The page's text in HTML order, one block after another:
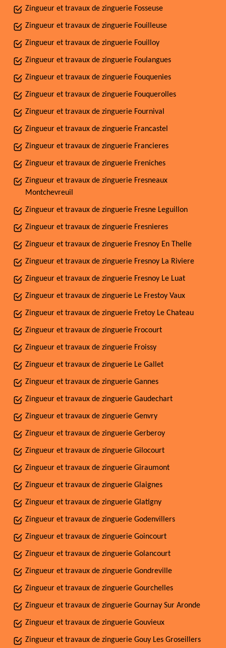
Zingueur et travaux de zinguerie Fosseuse
Zingueur et travaux de zinguerie Fouilleuse
Zingueur et travaux de zinguerie Fouilloy
Zingueur et travaux de zinguerie Foulangues
Zingueur et travaux de zinguerie Fouquenies
Zingueur et travaux de zinguerie Fouquerolles
Zingueur et travaux de zinguerie Fournival
Zingueur et travaux de zinguerie Francastel
Zingueur et travaux de zinguerie Francieres
Zingueur et travaux de zinguerie Freniches
Zingueur et travaux de zinguerie Fresneaux
Montchevreuil
Zingueur et travaux de zinguerie Fresne Leguillon
Zingueur et travaux de zinguerie Fresnieres
Zingueur et travaux de zinguerie Fresnoy En Thelle
Zingueur et travaux de zinguerie Fresnoy La Riviere
Zingueur et travaux de zinguerie Fresnoy Le Luat
Zingueur et travaux de zinguerie Le Frestoy Vaux
Zingueur et travaux de zinguerie Fretoy Le Chateau
Zingueur et travaux de zinguerie Frocourt
Zingueur et travaux de zinguerie Froissy
Zingueur et travaux de zinguerie Le Gallet
Zingueur et travaux de zinguerie Gannes
Zingueur et travaux de zinguerie Gaudechart
Zingueur et travaux de zinguerie Genvry
Zingueur et travaux de zinguerie Gerberoy
Zingueur et travaux de zinguerie Gilocourt
Zingueur et travaux de zinguerie Giraumont
Zingueur et travaux de zinguerie Glaignes
Zingueur et travaux de zinguerie Glatigny
Zingueur et travaux de zinguerie Godenvillers
Zingueur et travaux de zinguerie Goincourt
Zingueur et travaux de zinguerie Golancourt
Zingueur et travaux de zinguerie Gondreville
Zingueur et travaux de zinguerie Gourchelles
Zingueur et travaux de zinguerie Gournay Sur Aronde
Zingueur et travaux de zinguerie Gouvieux
Zingueur et travaux de zinguerie Gouy Les Groseillers